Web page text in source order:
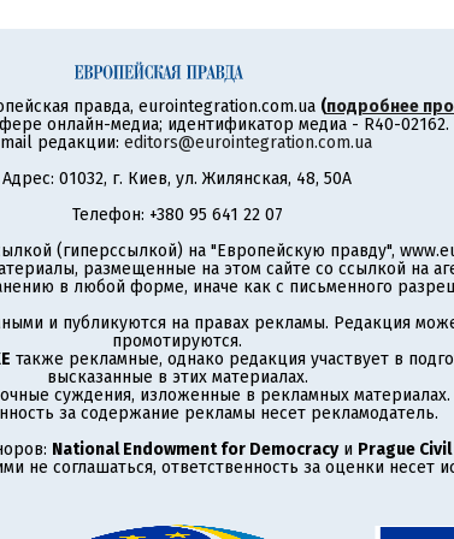
правда, eurointegration.com.ua (подробнее про
онлайн-медиа; идентификатор медиа - R40-02162.
редакции: editors@eurointegration.com.ua
Адрес: 01032, г. Киев, ул. Жилянская, 48, 50А
Телефон: +380 95 641 22 07
(гиперссылкой) на "Европейскую правду",
размещенные на этом сайте со ссылкой на
в любой форме, иначе как с письменного
и публикуются на правах рекламы. Редакция
промотируются.
также рекламные, однако редакция участвует в
высказанные в этих материалах.
суждения, изложенные в рекламных материалах.
за содержание рекламы несет рекламодатель.
National Endowment for Democracyи Prague
не соглашаться, ответственность за оценки несет